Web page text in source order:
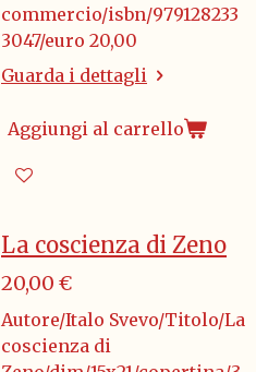
commercio/isbn/979128233
3047/euro 20,00
Guarda i dettagli
Aggiungi al carrello
La coscienza di Zeno
20,00 €
Autore/Italo Svevo/Titolo/La
coscienza di